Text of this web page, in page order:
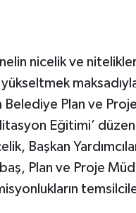
nicelik ve
Plan ve
Eğitimi’
Başkan
Plan ve Proje